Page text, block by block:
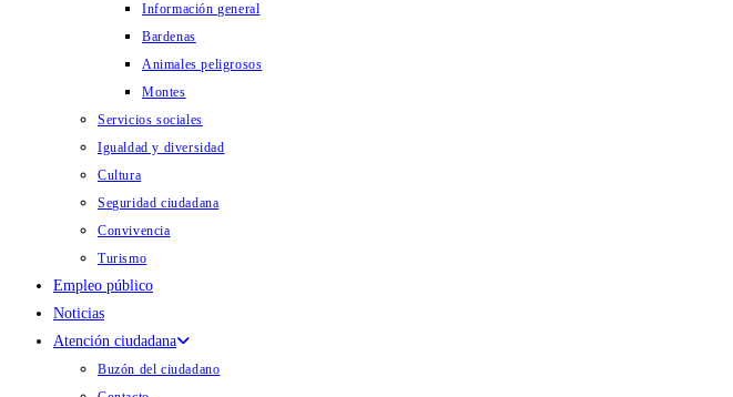
Información general
Bardenas
Animales peligrosos
Montes
Servicios sociales
Igualdad y diversidad
Cultura
Seguridad ciudadana
Convivencia
Turismo
Empleo público
Noticias
Atención ciudadana
Buzón del ciudadano